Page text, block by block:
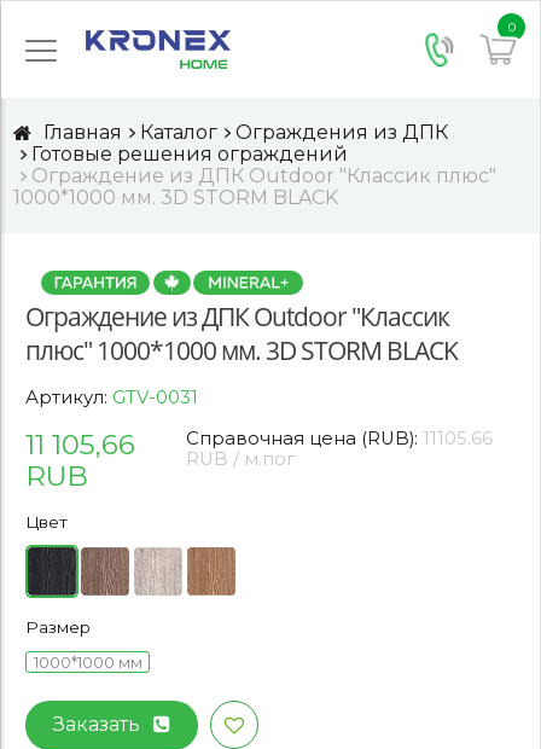
0
Главная Каталог
Ограждения из ДПК
Готовые решения ограждений
Ограждение из ДПК Outdoor "Классик плюс"
1000*1000 мм. 3D STORM BLACK
Ограждение из ДПК Outdoor "Классик
плюс" 1000*1000 мм. 3D STORM BLACK
Артикул: GTV-0031
11 105,66
RUB
Справочная цена (RUB):11105.66
RUB / м.пог
Цвет
Размер
1000*1000 мм
Заказать